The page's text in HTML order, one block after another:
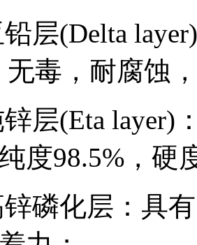
(Delta layer)
无毒，耐腐蚀
(Eta layer)
度98.5%，硬
化层：具有